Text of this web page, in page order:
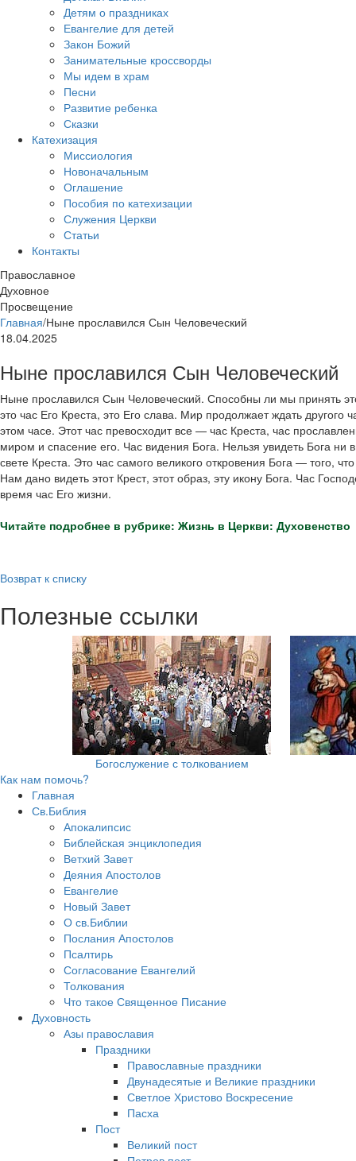
Детям о праздниках
Евангелие для детей
Закон Божий
Занимательные кроссворды
Мы идем в храм
Песни
Развитие ребенка
Сказки
Катехизация
Миссиология
Новоначальным
Оглашение
Пособия по катехизации
Служения Церкви
Статьи
Контакты
Православное
Духовное
Просвещение
Главная/Ныне прославился Сын Человеческий
18.04.2025
Ныне прославился Сын Человеческий
Ныне прославился Сын Человеческий. Способны ли мы принять
это час Его Креста, это Его слава. Мир продолжает ждать другого
этом часе. Этот час превосходит все — час Креста, час
миром и спасение его. Час видения Бога. Нельзя увидеть Бога ни
свете Креста. Это час самого великого откровения Бога — того,
Нам дано видеть этот Крест, этот образ, эту икону Бога. Час
время час Его жизни.
Читайте подробнее в рубрике: Жизнь в Церкви: Духовенство
Возврат к списку
Полезные ссылки
Богослужение с толкованием
Как нам помочь?
Главная
Св.Библия
Апокалипсис
Библейская энциклопедия
Ветхий Завет
Деяния Апостолов
Евангелие
Новый Завет
О св.Библии
Послания Апостолов
Псалтирь
Согласование Евангелий
Толкования
Что такое Священное Писание
Духовность
Азы православия
Праздники
Православные праздники
Двунадесятые и Великие праздники
Светлое Христово Воскресение
Пасха
Пост
Великий пост